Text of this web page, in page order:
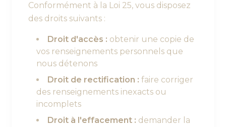
Conformément à la Loi 25, vous disposez
des droits suivants :
Droit d'accès : obtenir une copie de
vos renseignements personnels que
nous détenons
Droit de rectification : faire corriger
des renseignements inexacts ou
incomplets
Droit à l'effacement : demander la